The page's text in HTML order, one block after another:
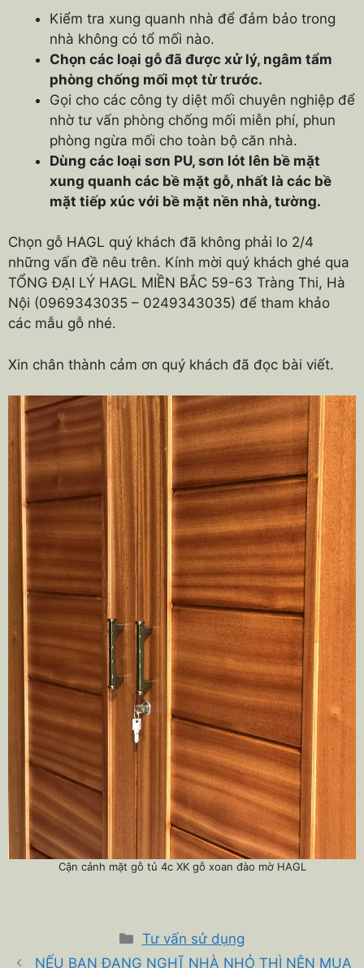
Kiểm tra xung quanh nhà để đảm bảo trong
nhà không có tổ mối nào.
Chọn các loại gỗ đã được xử lý, ngâm tẩm
phòng chống mối mọt từ trước.
Gọi cho các công ty diệt mối chuyên nghiệp để
nhờ tư vấn phòng chống mối miễn phí, phun
phòng ngừa mối cho toàn bộ căn nhà.
Dùng các loại sơn PU, sơn lót lên bề mặt
xung quanh các bề mặt gỗ, nhất là các bề
mặt tiếp xúc với bề mặt nền nhà, tường.
Chọn gỗ HAGL quý khách đã không phải lo 2/4
những vấn đề nêu trên. Kính mời quý khách ghé qua
TỔNG ĐẠI LÝ HAGL MIỀN BẮC 59-63 Tràng Thi, Hà
Nội (0969343035 – 0249343035) để tham khảo
các mẫu gỗ nhé.
Xin chân thành cảm ơn quý khách đã đọc bài viết.
Cận cảnh mặt gỗ tủ 4c XK gỗ xoan đào mờ HAGL
Danh
mục
Tư vấn sử dụng
NẾU BẠN ĐANG NGHĨ NHÀ NHỎ THÌ NÊN MUA